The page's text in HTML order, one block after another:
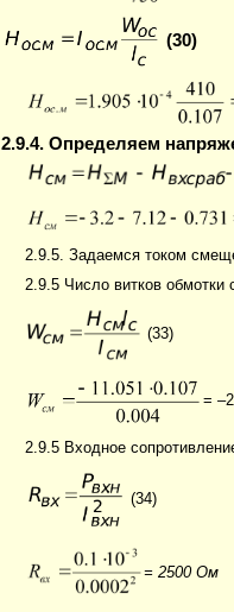
(30)
2.9.4. Определяем
2.9.5. Задаемся током
2.9.5 Число витков обмотки
(33)
=
2.9.5 Входное
(34)
= 2500 Ом